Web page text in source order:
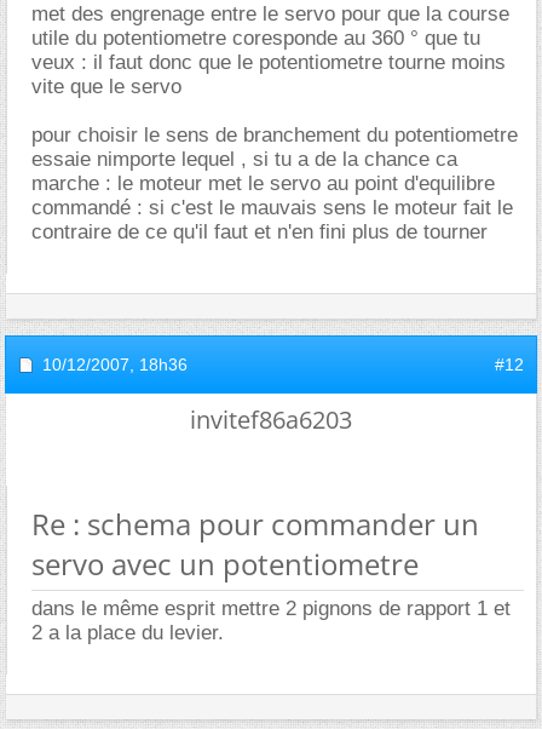
met des engrenage entre le servo pour que la course
utile du potentiometre coresponde au 360 ° que tu
veux : il faut donc que le potentiometre tourne moins
vite que le servo
pour choisir le sens de branchement du potentiometre
essaie nimporte lequel , si tu a de la chance ca
marche : le moteur met le servo au point d'equilibre
commandé : si c'est le mauvais sens le moteur fait le
contraire de ce qu'il faut et n'en fini plus de tourner
10/12/2007, 18h36 #12
invitef86a6203
Re : schema pour commander un
servo avec un potentiometre
dans le même esprit mettre 2 pignons de rapport 1 et
2 a la place du levier.